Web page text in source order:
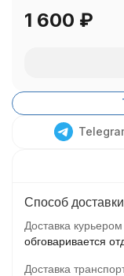
1 600 ₽
Способ доставки
Доставка
обговаривается
Доставка